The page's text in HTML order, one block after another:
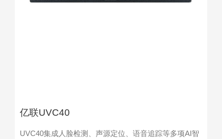
亿联UVC40
UVC40集成人脸检测、声源定位、语音追踪等多项AI智